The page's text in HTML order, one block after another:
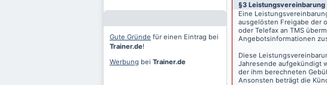
Gute Gründe für einen Eintrag bei
Trainer.de!
Werbung bei Trainer.de
§3 Leistungsvereinbarung
Eine
ausgelösten Freigabe der
oder Telefax an TMS
Angebotsinformationen
Diese
Jahresende aufgekündigt
der ihm berechneten
Ansonsten beträgt die